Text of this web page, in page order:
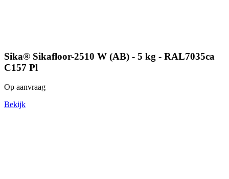
Sika® Sikafloor-2510 W (AB) - 5 kg - RAL7035ca
C157 Pl
Op aanvraag
Bekijk